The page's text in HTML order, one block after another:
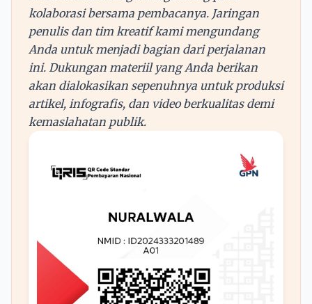
kolaborasi bersama pembacanya. Jaringan
penulis dan tim kreatif kami mengundang
Anda untuk menjadi bagian dari perjalanan
ini. Dukungan materiil yang Anda berikan
akan dialokasikan sepenuhnya untuk produksi
artikel, infografis, dan video berkualitas demi
kemaslahatan publik.